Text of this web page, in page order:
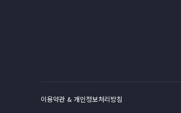
이용약관 & 개인정보처리방침